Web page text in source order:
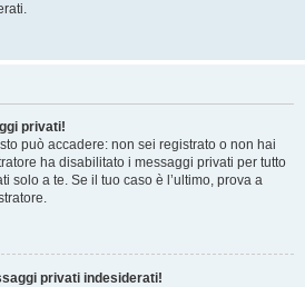
privati!
può accadere: non sei registrato o non hai
ha disabilitato i messaggi privati per tutto
solo a te. Se il tuo caso è l’ultimo, prova a
privati indesiderati!